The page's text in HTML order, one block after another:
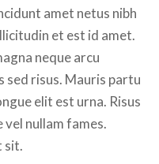
amet netus nibh
et est id amet.
neque arcu
sed risus. Mauris partu
elit est urna. Risus
vel nullam fames.
sit.